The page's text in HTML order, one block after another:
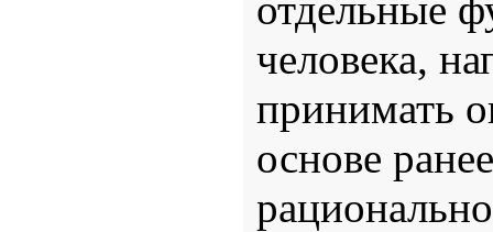
отдельные
человека,
принимать
основе